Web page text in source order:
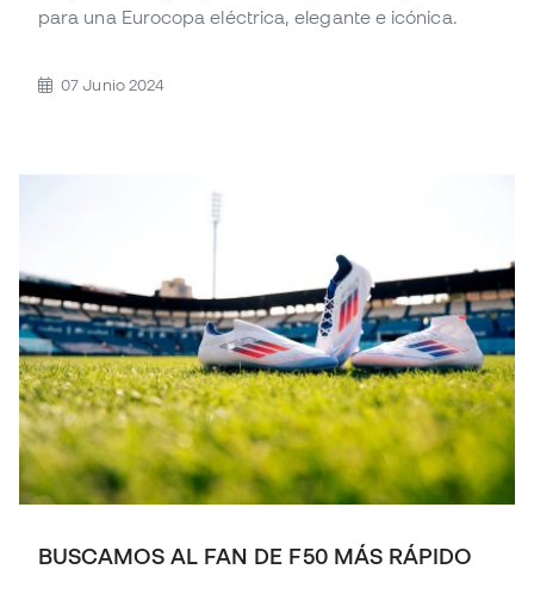
para una Eurocopa eléctrica, elegante e icónica.
07 Junio 2024
BUSCAMOS AL FAN DE F50 MÁS RÁPIDO